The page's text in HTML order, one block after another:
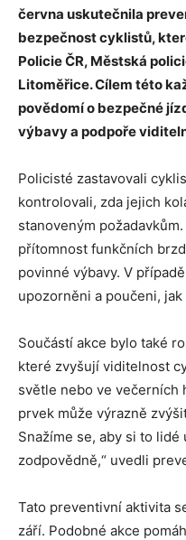
června uskutečnila
bezpečnost cyklistů,
Policie ČR, Městská
Litoměřice. Cílem této
povědomí o bezpečné
výbavy a podpoře
Policisté zastavovali
kontrolovali, zda jejich
stanoveným
přítomnost funkčních
povinné výbavy. V
upozorněni a poučeni,
Součástí akce bylo také
které zvyšují viditelnost
světle nebo ve večerních
prvek může výrazně
Snažíme se, aby si to
zodpovědně,“ uvedli
Tato preventivní aktivita
září. Podobné akce